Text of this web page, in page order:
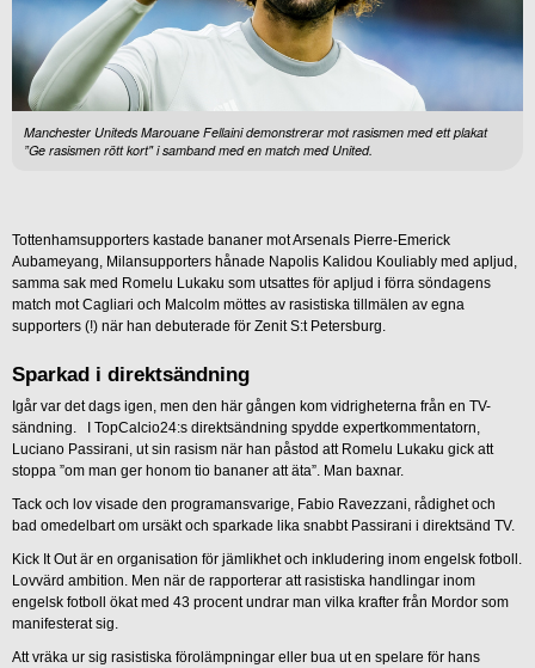
Manchester Uniteds Marouane Fellaini demonstrerar mot rasismen med ett plakat
”Ge rasismen rött kort" i samband med en match med United.
Tottenhamsupporters kastade bananer mot Arsenals Pierre-Emerick
Aubameyang, Milansupporters hånade Napolis Kalidou Kouliably med apljud,
samma sak med Romelu Lukaku som utsattes för apljud i förra söndagens
match mot Cagliari och Malcolm möttes av rasistiska tillmälen av egna
supporters (!) när han debuterade för Zenit S:t Petersburg.
Sparkad i direktsändning
Igår var det dags igen, men den här gången kom vidrigheterna från en TV-
sändning. I TopCalcio24:s direktsändning spydde expertkommentatorn,
Luciano Passirani, ut sin rasism när han påstod att Romelu Lukaku gick att
stoppa ”om man ger honom tio bananer att äta”. Man baxnar.
Tack och lov visade den programansvarige, Fabio Ravezzani, rådighet och
bad omedelbart om ursäkt och sparkade lika snabbt Passirani i direktsänd TV.
Kick It Out är en organisation för jämlikhet och inkludering inom engelsk fotboll.
Lovvärd ambition. Men när de rapporterar att rasistiska handlingar inom
engelsk fotboll ökat med 43 procent undrar man vilka krafter från Mordor som
manifesterat sig.
Att vräka ur sig rasistiska förolämpningar eller bua ut en spelare för hans